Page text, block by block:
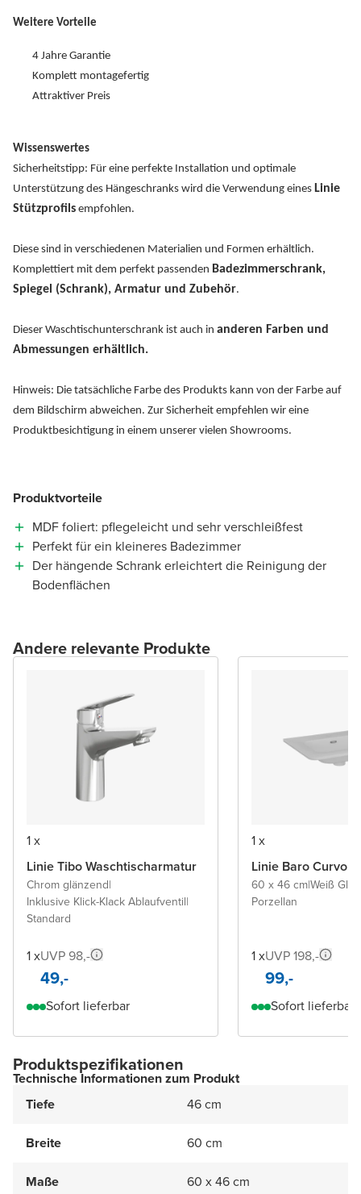
Weitere Vorteile
4 Jahre Garantie
Komplett montagefertig
Attraktiver Preis
Wissenswertes
Sicherheitstipp: Für eine perfekte Installation und optimale
Unterstützung des Hängeschranks wird die Verwendung eines Linie
Stützprofils empfohlen.
Diese sind in verschiedenen Materialien und Formen erhältlich.
Komplettiert mit dem perfekt passenden Badezimmerschrank,
Spiegel (Schrank), Armatur und Zubehör.
Dieser Waschtischunterschrank ist auch in anderen Farben und
Abmessungen erhältlich.
Hinweis: Die tatsächliche Farbe des Produkts kann von der Farbe auf
dem Bildschirm abweichen. Zur Sicherheit empfehlen wir eine
Produktbesichtigung in einem unserer vielen Showrooms.
Produktvorteile
MDF foliert: pflegeleicht und sehr verschleißfest
Perfekt für ein kleineres Badezimmer
Der hängende Schrank erleichtert die Reinigung der
Bodenflächen
Andere relevante Produkte
1 x
Linie Tibo Waschtischarmatur
Chrom glänzend|
Inklusive Klick-Klack Ablaufventil|
Standard
1 xUVP 98,-
49,-
Sofort lieferbar
1 x
Linie Baro Curvo
60 x 46 cm|Weiß
Porzellan
1 xUVP 198,-
99,-
Sofort lieferbar
Produktspezifikationen
Technische Informationen zum Produkt
Tiefe
46 cm
Breite 60 cm
Maße 60 x 46 cm